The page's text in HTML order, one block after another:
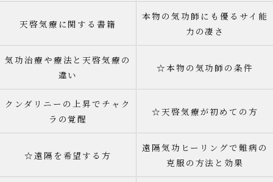
天啓気療に関する書籍
本物の気功師にも優るサイ能
力の凄さ
気功治療や療法と天啓気療の
違い
☆本物の気功師の条件
クンダリニーの上昇でチャク
ラの覚醒
☆天啓気療が初めての方
☆遠隔を希望する方
遠隔気功ヒーリングで難病の
克服の方法と効果